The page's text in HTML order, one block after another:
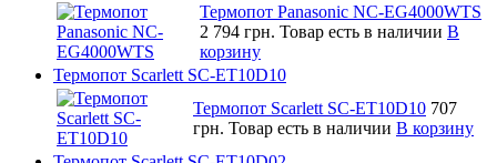
Термопот Panasonic NC-EG4000WTS
2 794 грн. Товар есть в наличии В
корзину
Термопот Scarlett SC-ET10D10
Термопот Scarlett SC-ET10D10 707
грн. Товар есть в наличии В корзину